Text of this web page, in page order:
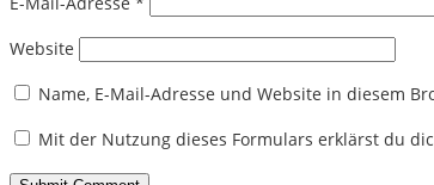
Website
Name, E-Mail-Adresse und Website in diesem
Mit der Nutzung dieses Formulars erklärst du